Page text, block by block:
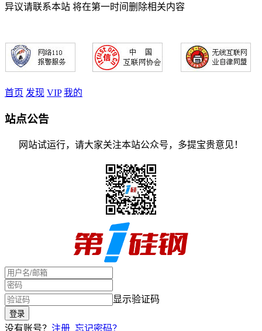
异议请联系本站 将在第一时间删除相关内容
首页 发现 VIP 我的
站点公告
网站试运行，请大家关注本站公众号，多提宝贵意见！
显示验证码
没有账号？ 注册 忘记密码？